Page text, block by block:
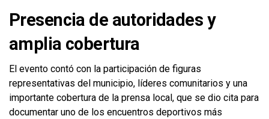
Presencia de autoridades y
amplia cobertura
El evento contó con la participación de figuras
representativas del municipio, líderes comunitarios y una
importante cobertura de la prensa local, que se dio cita para
documentar uno de los encuentros deportivos más